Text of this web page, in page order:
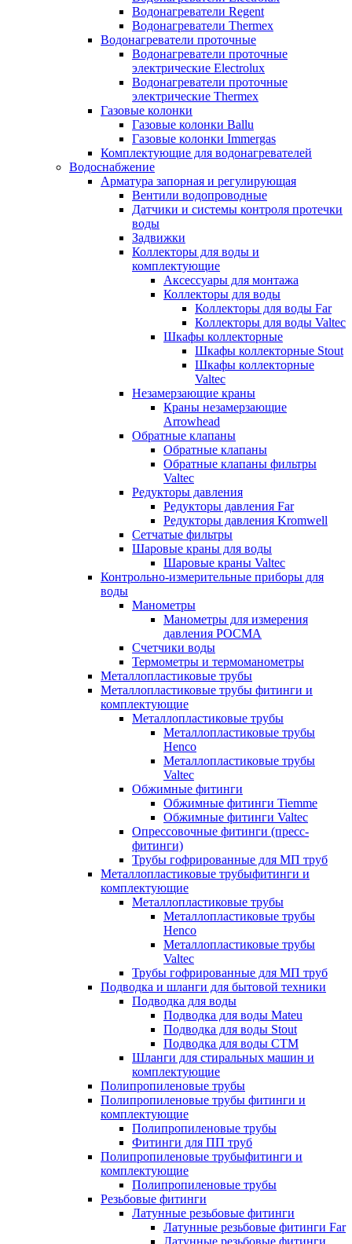
Водонагреватели Regent
Водонагреватели Thermex
Водонагреватели проточные
Водонагреватели проточные
электрические Electrolux
Водонагреватели проточные
электрические Thermex
Газовые колонки
Газовые колонки Ballu
Газовые колонки Immergas
Комплектующие для водонагревателей
Водоснабжение
Арматура запорная и регулирующая
Вентили водопроводные
Датчики и системы контроля протечки
воды
Задвижки
Коллекторы для воды и
комплектующие
Аксессуары для монтажа
Коллекторы для воды
Коллекторы для воды Far
Коллекторы для воды Valtec
Шкафы коллекторные
Шкафы коллекторные Stout
Шкафы коллекторные
Valtec
Незамерзающие краны
Краны незамерзающие
Arrowhead
Обратные клапаны
Обратные клапаны
Обратные клапаны фильтры
Valtec
Редукторы давления
Редукторы давления Far
Редукторы давления Kromwell
Сетчатые фильтры
Шаровые краны для воды
Шаровые краны Valtec
Контрольно-измерительные приборы для
воды
Манометры
Манометры для измерения
давления РОСМА
Счетчики воды
Термометры и термоманометры
Металлопластиковые трубы
Металлопластиковые трубы фитинги и
комплектующие
Металлопластиковые трубы
Металлопластиковые трубы
Henco
Металлопластиковые трубы
Valtec
Обжимные фитинги
Обжимные фитинги Tiemme
Обжимные фитинги Valtec
Опрессовочные фитинги (пресс-
фитинги)
Трубы гофрированные для МП труб
Металлопластиковые трубыфитинги и
комплектующие
Металлопластиковые трубы
Металлопластиковые трубы
Henco
Металлопластиковые трубы
Valtec
Трубы гофрированные для МП труб
Подводка и шланги для бытовой техники
Подводка для воды
Подводка для воды Mateu
Подводка для воды Stout
Подводка для воды СТМ
Шланги для стиральных машин и
комплектующие
Полипропиленовые трубы
Полипропиленовые трубы фитинги и
комплектующие
Полипропиленовые трубы
Фитинги для ПП труб
Полипропиленовые трубыфитинги и
комплектующие
Полипропиленовые трубы
Резьбовые фитинги
Латунные резьбовые фитинги
Латунные резьбовые фитинги Far